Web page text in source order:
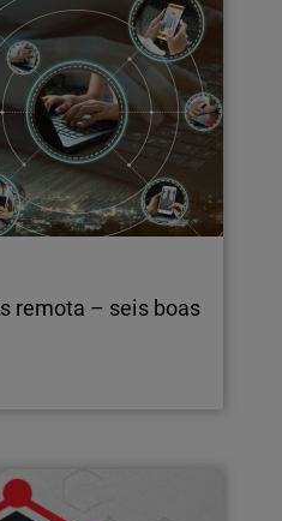
remota – seis boas